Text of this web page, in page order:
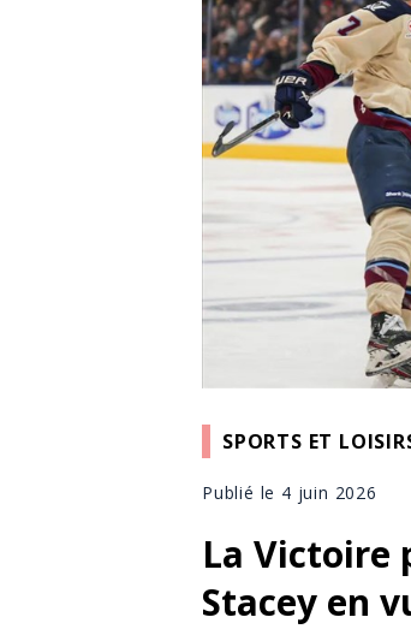
SPORTS ET
Publié le 4 juin 2026
La Victoire
Stacey en